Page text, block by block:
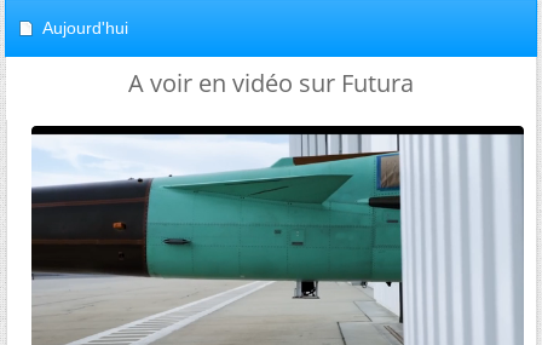
Aujourd'hui
A voir en vidéo sur Futura